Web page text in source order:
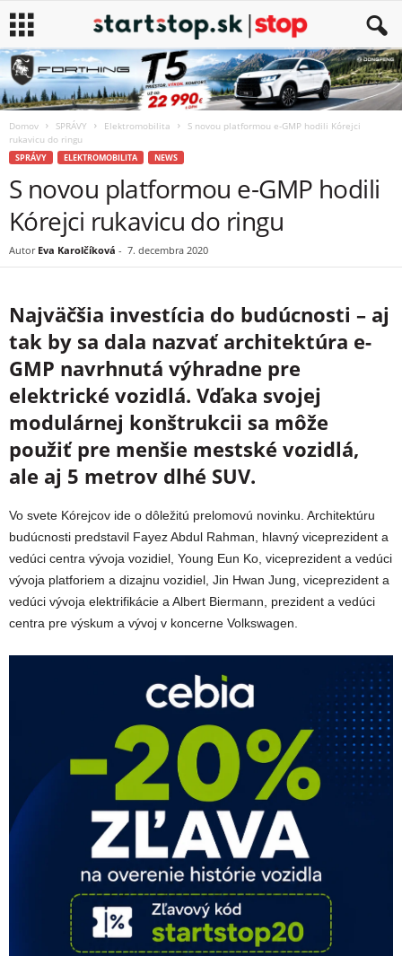
Domov SPRÁVY Elektromobilita
S novou platformou e-GMP hodili Kórejci
rukavicu do ringu
SPRÁVY ELEKTROMOBILITA NEWS
S novou platformou e-GMP hodili
Kórejci rukavicu do ringu
Autor Eva Karolčíková - 7. decembra 2020
Najväčšia investícia do budúcnosti – aj
tak by sa dala nazvať architektúra e-
GMP navrhnutá výhradne pre
elektrické vozidlá. Vďaka svojej
modulárnej konštrukcii sa môže
použiť pre menšie mestské vozidlá,
ale aj 5 metrov dlhé SUV.
Vo svete Kórejcov ide o dôležitú prelomovú novinku. Architektúru
budúcnosti predstavil Fayez Abdul Rahman, hlavný viceprezident a
vedúci centra vývoja vozidiel, Young Eun Ko, viceprezident a vedúci
vývoja platforiem a dizajnu vozidiel, Jin Hwan Jung, viceprezident a
vedúci vývoja elektrifikácie a Albert Biermann, prezident a vedúci
centra pre výskum a vývoj v koncerne Volkswagen.